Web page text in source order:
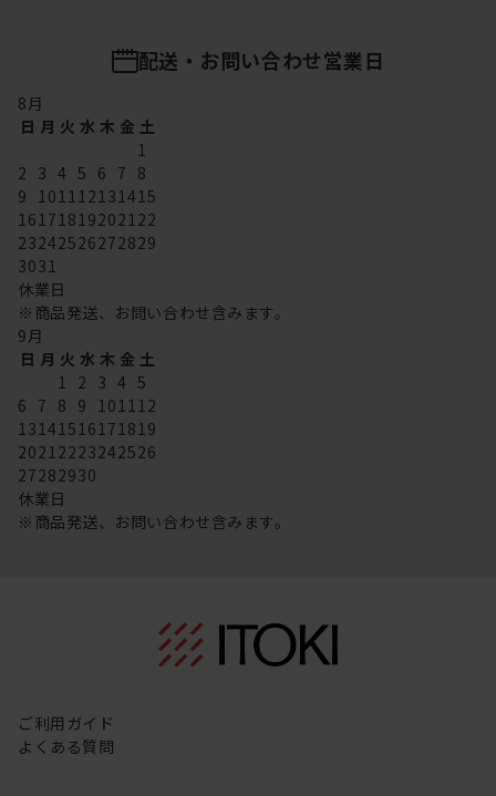
配送・お問い合わせ営業日
8月
日 月 火 水 木 金 土
1
2 3 4 5 6 7 8
9 101112131415
16171819202122
23242526272829
3031
休業日
※商品発送、お問い合わせ含みます。
9月
日 月 火 水 木 金 土
1 2 3 4 5
6 7 8 9 101112
13141516171819
20212223242526
27282930
休業日
※商品発送、お問い合わせ含みます。
ご利用ガイド
よくある質問